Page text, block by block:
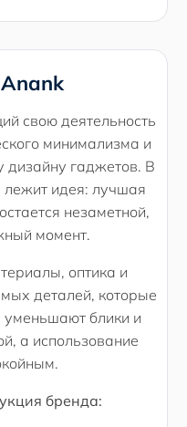
свою деятельность
минимализма и
дизайну гаджетов. В
лежит идея: лучшая
незаметной,
момент.
оптика и
деталей, которые
блики и
а использование
бренда: